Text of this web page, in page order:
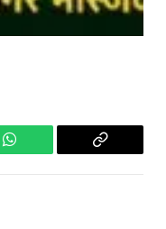
WhatsApp
Copy